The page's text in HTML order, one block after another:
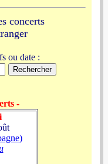
concerts
ou date :
-